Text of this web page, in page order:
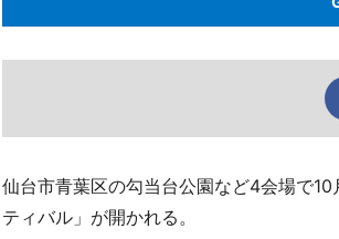
仙台市青葉区の勾当台公園など4会場で
ティバル」が開かれる。